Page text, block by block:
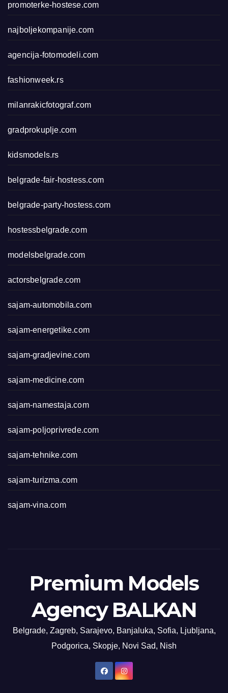
promoterke-hostese.com
najboljekompanije.com
agencija-fotomodeli.com
fashionweek.rs
milanrakicfotograf.com
gradprokuplje.com
kidsmodels.rs
belgrade-fair-hostess.com
belgrade-party-hostess.com
hostessbelgrade.com
modelsbelgrade.com
actorsbelgrade.com
sajam-automobila.com
sajam-energetike.com
sajam-gradjevine.com
sajam-medicine.com
sajam-namestaja.com
sajam-poljoprivrede.com
sajam-tehnike.com
sajam-turizma.com
sajam-vina.com
Premium Models
Agency BALKAN
Belgrade, Zagreb, Sarajevo, Banjaluka, Sofia, Ljubljana,
Podgorica, Skopje, Novi Sad, Nish